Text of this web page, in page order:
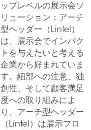
ップレベルの展示会ソ
リューション：アーチ
型ヘッダー（Lintel）
は、展示会でインパク
トを与えたいと考える
企業から好まれていま
す。細部への注意、独
創性、そして顧客満足
度への取り組みによ
り、アーチ型ヘッダー
（Lintel）は展示フロ